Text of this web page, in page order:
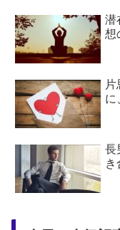
潜
想
に
長
き